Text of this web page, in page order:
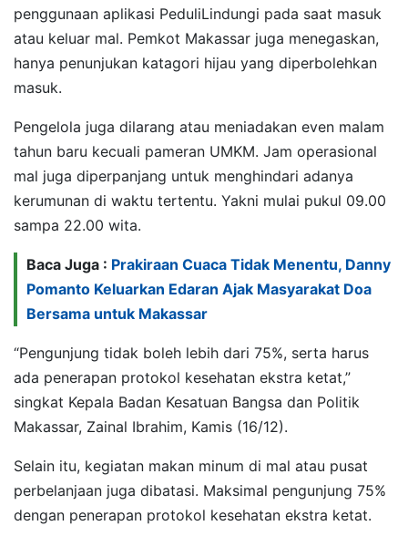
penggunaan aplikasi PeduliLindungi pada saat masuk
atau keluar mal. Pemkot Makassar juga menegaskan,
hanya penunjukan katagori hijau yang diperbolehkan
masuk.
Pengelola juga dilarang atau meniadakan even malam
tahun baru kecuali pameran UMKM. Jam operasional
mal juga diperpanjang untuk menghindari adanya
kerumunan di waktu tertentu. Yakni mulai pukul 09.00
sampa 22.00 wita.
Baca Juga : Prakiraan Cuaca Tidak Menentu, Danny
Pomanto Keluarkan Edaran Ajak Masyarakat Doa
Bersama untuk Makassar
“Pengunjung tidak boleh lebih dari 75%, serta harus
ada penerapan protokol kesehatan ekstra ketat,”
singkat Kepala Badan Kesatuan Bangsa dan Politik
Makassar, Zainal Ibrahim, Kamis (16/12).
Selain itu, kegiatan makan minum di mal atau pusat
perbelanjaan juga dibatasi. Maksimal pengunjung 75%
dengan penerapan protokol kesehatan ekstra ketat.